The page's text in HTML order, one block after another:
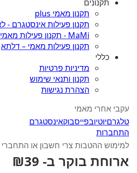
תקנונים
תקנון מאמי plus
תקנון פעילות אינסטגרם -
MaMi - תקנון פעילות מאמי – מתנה לגננת
תקנון פעילות מאמי – דלתא
כללי
מדיניות פרטיות
תקנון ותנאי שימוש
הצהרת נגישות
עקבי אחרי מאמי
טלגרםיוטיובפייסבוקאינסטגרם
התחברות
למימוש ההטבות צרי חשבון או התחברי
ארוחת בוקר ב- ₪39